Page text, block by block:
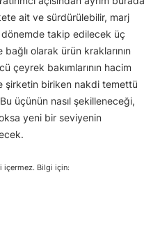
ait ve sürdürülebilir, marj
takip edilecek üç
olarak ürün kraklarının
çeyrek bakımlarının hacim
şirketin biriken nakdi temettü
üçünün nasıl şekilleneceği,
yeni bir seviyenin
içermez. Bilgi için: